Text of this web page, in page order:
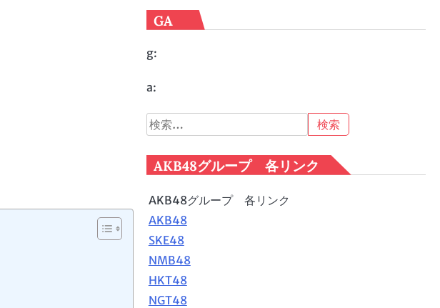
GA
g:
a:
検
索:
AKB48グループ 各リンク
AKB48グループ 各リンク
AKB48
SKE48
NMB48
HKT48
NGT48